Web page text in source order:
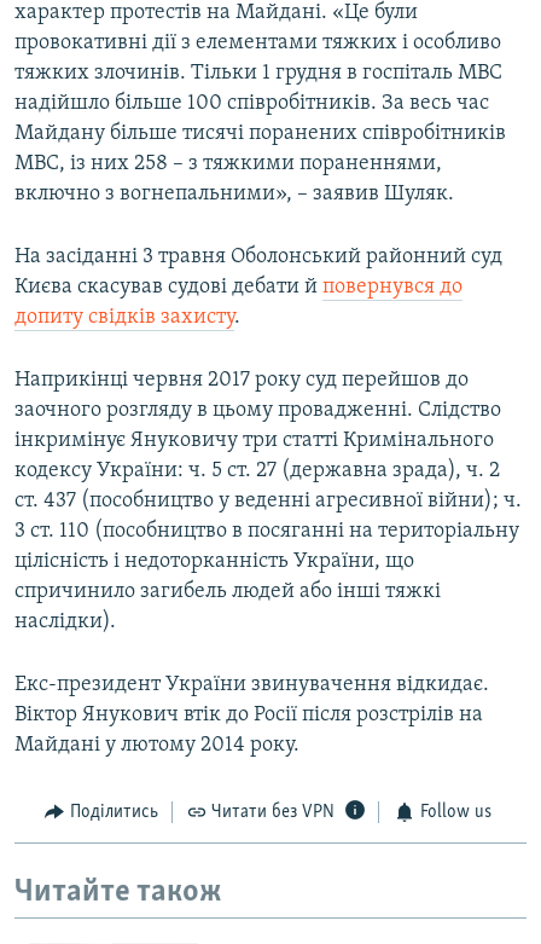
характер протестів на Майдані. «Це були
провокативні дії з елементами тяжких і особливо
тяжких злочинів. Тільки 1 грудня в госпіталь МВС
надійшло більше 100 співробітників. За весь час
Майдану більше тисячі поранених співробітників
МВС, із них 258 – з тяжкими пораненнями,
включно з вогнепальними», – заявив Шуляк.
На засіданні 3 травня Оболонський районний суд
Києва скасував судові дебати й повернувся до
допиту свідків захисту.
Наприкінці червня 2017 року суд перейшов до
заочного розгляду в цьому провадженні. Слідство
інкримінує Януковичу три статті Кримінального
кодексу України: ч. 5 ст. 27 (державна зрада), ч. 2
ст. 437 (пособництво у веденні агресивної війни); ч.
3 ст. 110 (пособництво в посяганні на територіальну
цілісність і недоторканність України, що
спричинило загибель людей або інші тяжкі
наслідки).
Екс-президент України звинувачення відкидає.
Віктор Янукович втік до Росії після розстрілів на
Майдані у лютому 2014 року.
Поділитись Читати без VPN Follow us
Читайте також